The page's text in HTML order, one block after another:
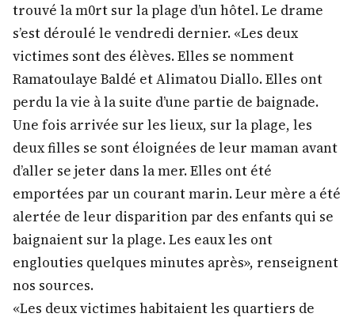
trouvé la m0rt sur la plage d’un hôtel. Le drame
s’est déroulé le vendredi dernier. «Les deux
victimes sont des élèves. Elles se nomment
Ramatoulaye Baldé et Alimatou Diallo. Elles ont
perdu la vie à la suite d’une partie de baignade.
Une fois arrivée sur les lieux, sur la plage, les
deux filles se sont éloignées de leur maman avant
d’aller se jeter dans la mer. Elles ont été
emportées par un courant marin. Leur mère a été
alertée de leur disparition par des enfants qui se
baignaient sur la plage. Les eaux les ont
englouties quelques minutes après», renseignent
nos sources.
«Les deux victimes habitaient les quartiers de